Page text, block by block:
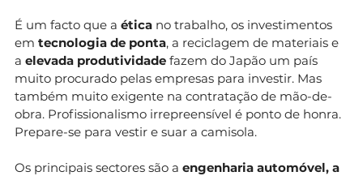
É um facto que a ética no trabalho, os investimentos
em tecnologia de ponta, a reciclagem de materiais e
a elevada produtividade fazem do Japão um país
muito procurado pelas empresas para investir. Mas
também muito exigente na contratação de mão-de-
obra. Profissionalismo irrepreensível é ponto de honra.
Prepare-se para vestir e suar a camisola.
Os principais sectores são a engenharia automóvel, a